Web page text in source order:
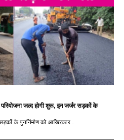
जल्द होगी शुरू, इन जर्जर सड़कों के
के पुनर्निर्माण को आखिरकार...